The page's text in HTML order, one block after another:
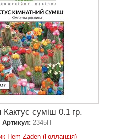
Кактус суміш 0.1 гр.
Артикул: 2345П
Hem Zaden (Голландія)